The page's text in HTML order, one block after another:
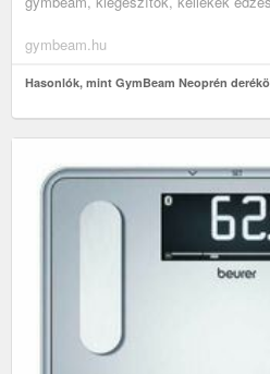
gymbeam.hu
Hasonlók, mint GymBeam Neoprén